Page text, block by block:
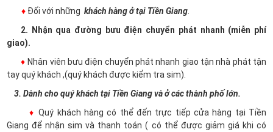
♦ Đối với những khách hàng ở tại Tiền Giang
2. Nhận qua đường bưu điện chuyển phát nhanh (miễn phí
giao).
♦ Nhân viên bưu điện chuyển phát nhanh giao tận nhà phát tận
tay quý khách ,(quý khách được kiểm tra sim).
3. Dành cho quý khách tại Tiền Giang và ở các thành phố lớn.
♦ Quý khách hàng có thể đến trực tiếp cửa hàng tại Tiền
Giang để nhận sim và thanh toán ( có thể được giảm giá khi có